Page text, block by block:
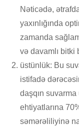
Nəticədə,
yaxınlığında
zamanda
və davamlı bitki
üstünlük: Bu
istifadə
daşqın
ehtiyatlarına
səmərəliliyinə